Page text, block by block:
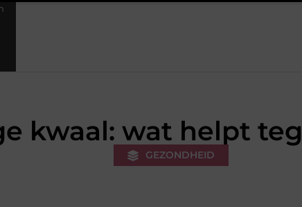
sneakers voor een sportieve lifestyle
kwaal: wat helpt
GEZONDHEID